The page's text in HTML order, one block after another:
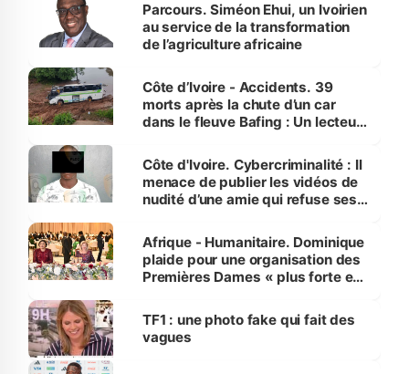
Parcours. Siméon Ehui, un Ivoirien
au service de la transformation
de l’agriculture africaine
Côte d’Ivoire - Accidents. 39
morts après la chute d’un car
dans le fleuve Bafing : Un lecteur
des Transports
Côte d'Ivoire. Cybercriminalité : Il
menace de publier les vidéos de
nudité d’une amie qui refuse ses
Afrique - Humanitaire. Dominique
plaide pour une organisation des
Premières Dames « plus forte et
sur la scène internationale »
TF1 : une photo fake qui fait des
vagues